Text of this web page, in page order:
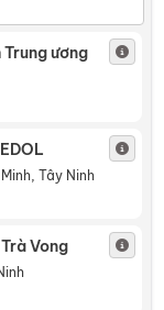
ương
Tây Ninh
Vong